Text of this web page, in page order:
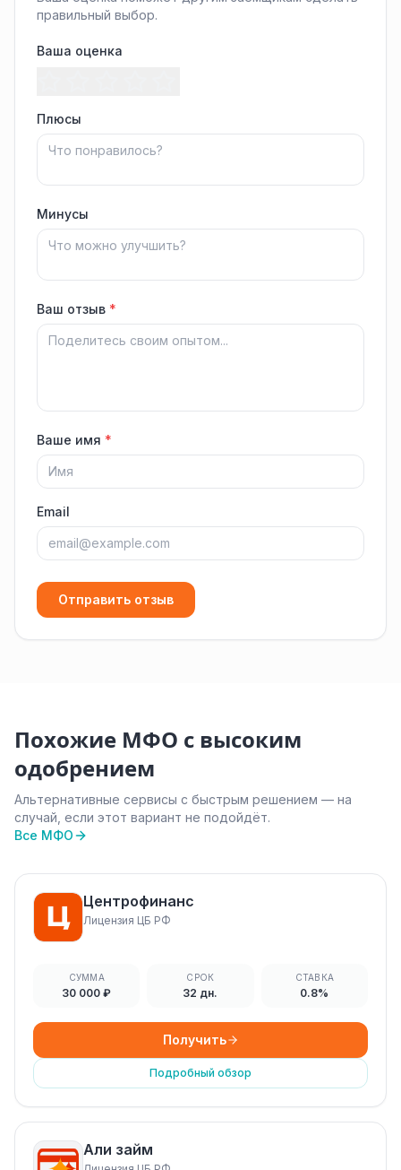
правильный выбор.
Ваша оценка
Плюсы
Минусы
Ваш отзыв *
Ваше имя *
Email
Отправить отзыв
Похожие МФО с высоким
одобрением
Альтернативные сервисы с быстрым решением — на
случай, если этот вариант не подойдёт.
Все МФО
Центрофинанс
Лицензия ЦБ РФ
СУММА
30 000 ₽
СРОК
32 дн.
СТАВКА
0.8%
Получить
Подробный обзор
Али займ